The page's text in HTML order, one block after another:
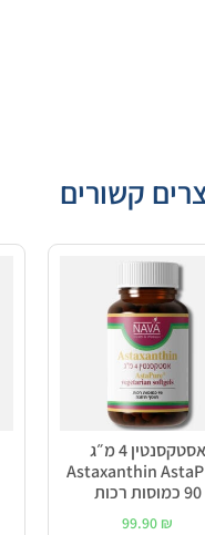
קשורים
אסטקסנטין 4 מ״ג
Astaxanthin
90 כמוסות רכות
99.90 ₪